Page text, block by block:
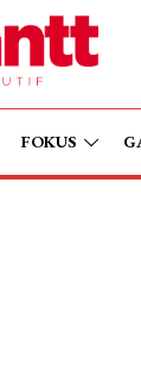
FOKUS